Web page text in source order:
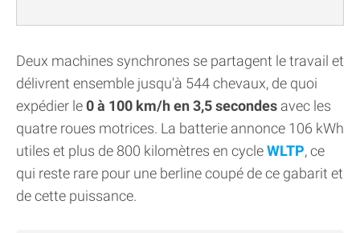
Deux machines synchrones se partagent le travail et
délivrent ensemble jusqu'à 544 chevaux, de quoi
expédier le0 à 100 km/h en 3,5 secondes avec les
quatre roues motrices. La batterie annonce 106 kWh
utiles et plus de 800 kilomètres en cycleWLTP, ce
qui reste rare pour une berline coupé de ce gabarit et
de cette puissance.